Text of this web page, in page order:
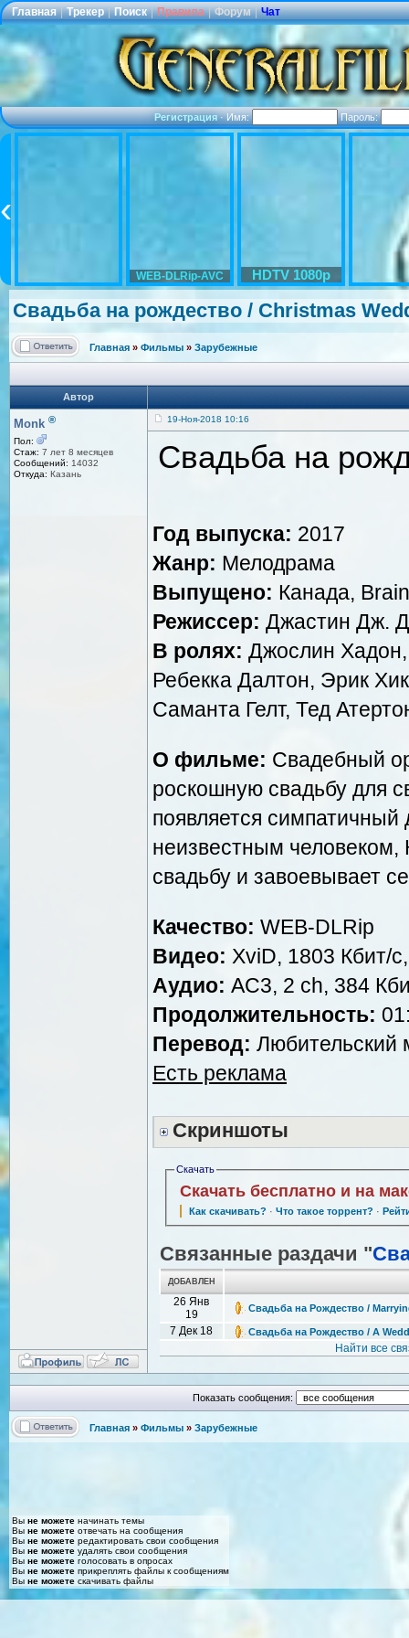
Главная | Трекер | Поиск | Правила | Форум | Чат
Регистрация·Имя: Пароль:
WEB-DLRip-AVC HDTV 1080p
Свадьба на рождество / Christmas
Главная » Фильмы » Зарубежные
Автор
Monk ®
Пол:
Стаж: 7 лет 8 месяцев
Сообщений: 14032
Откуда: Казань
19-Ноя-2018 10:16
Свадьба на
Год выпуска: 2017
Жанр: Мелодрама
Выпущено: Канада,
Режиссер: Джастин Дж.
В ролях: Джослин
Ребекка Далтон, Эрик
Саманта Гелт, Тед
О фильме: Свадебный
роскошную свадьбу для
появляется
неизвестным
свадьбу и завоевывает
Качество: WEB-DLRip
Видео: XviD, 1803 Кбит/
Аудио: AC3, 2 ch, 384
Продолжительность:
Перевод: Любительский
Есть реклама
Скриншоты
Скачать
Скачать бесплатно и на
Как скачивать? · Что такое торрент? ·
Связанные раздачи "
ДОБАВЛЕН
26 Янв
19
Свадьба на Рождество /
7 Дек 18 Свадьба на Рождество / A
Найти все
Показать сообщения:
Главная » Фильмы » Зарубежные
Вы не можете начинать темы
Вы не можете отвечать на сообщения
Вы не можете редактировать свои сообщения
Вы не можете удалять свои сообщения
Вы не можете голосовать в опросах
Вы не можете прикреплять файлы к сообщениям
Вы не можете скачивать файлы